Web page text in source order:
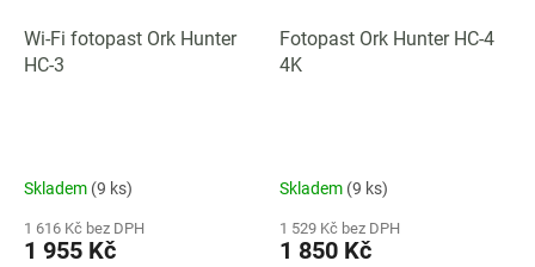
Wi-Fi fotopast Ork Hunter
HC-3
Skladem (9 ks)
1 616 Kč bez DPH
1 955 Kč
Fotopast Ork Hunter HC-4
4K
Skladem (9 ks)
1 529 Kč bez DPH
1 850 Kč